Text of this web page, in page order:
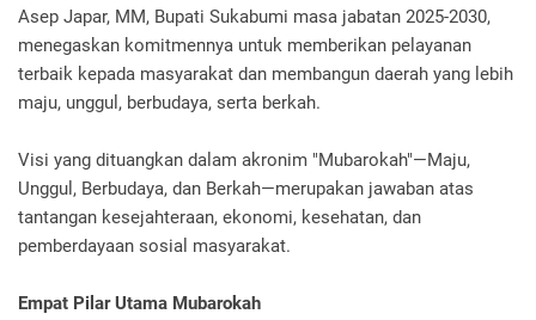
Asep Japar, MM, Bupati Sukabumi masa jabatan 2025-2030,
menegaskan komitmennya untuk memberikan pelayanan
terbaik kepada masyarakat dan membangun daerah yang lebih
maju, unggul, berbudaya, serta berkah.
Visi yang dituangkan dalam akronim "Mubarokah"—Maju,
Unggul, Berbudaya, dan Berkah—merupakan jawaban atas
tantangan kesejahteraan, ekonomi, kesehatan, dan
pemberdayaan sosial masyarakat.
Empat Pilar Utama Mubarokah